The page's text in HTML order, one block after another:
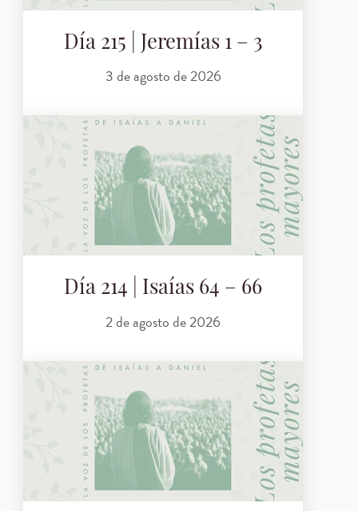
Día 215 | Jeremías 1 – 3
3 de agosto de 2026
Día 214 | Isaías 64 – 66
2 de agosto de 2026